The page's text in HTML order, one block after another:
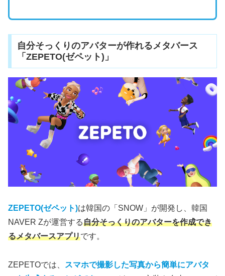
自分そっくりのアバターが作れるメタバース
「ZEPETO(ゼペット)」
ZEPETO(ゼペット)は韓国の「SNOW」が開発し、韓国
NAVER Zが運営する自分そっくりのアバターを作成でき
るメタバースアプリです。
ZEPETOでは、
スマホで撮影した写真から簡単にアバタ